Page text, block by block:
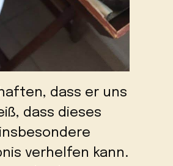
dass er uns
dass dieses
verhelfen kann.